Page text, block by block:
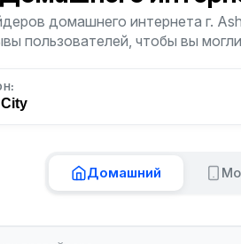
домашнего интернета г.
пользователей, чтобы вы
Домашний